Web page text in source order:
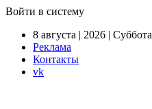
Войти в систему
8 августа | 2026 | Суббота
Реклама
Контакты
vk